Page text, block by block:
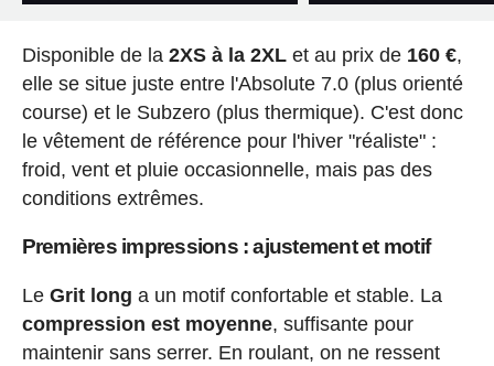
Disponible de la 2XS à la 2XLet au prix de 160 €,
elle se situe juste entre l'Absolute 7.0 (plus orienté
course) et le Subzero (plus thermique). C'est donc
le vêtement de référence pour l'hiver "réaliste" :
froid, vent et pluie occasionnelle, mais pas des
conditions extrêmes.
Premières impressions : ajustement et motif
Le Grit long a un motif confortable et stable. La
compression est moyenne, suffisante pour
maintenir sans serrer. En roulant, on ne ressent